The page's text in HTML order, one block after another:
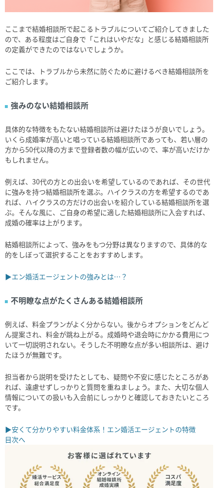
ここまで結婚相談所で起こるトラブルについてご紹介してきました
ので、ある程度はご自身で「これはいやだな」と感じる結婚相談所
の定義ができたのではないでしょうか。
ここでは、トラブルから未然に防ぐために避けるべき結婚相談所を
ご紹介します。
強みのない結婚相談所
具体的な特徴をもたない結婚相談所は避けたほうが良いでしょう。
いくら成婚率が高いと唱っている結婚相談所であっても、若い層の
方から50代以降の方まで登録者数の幅が広いので、率が高いだけか
もしれません。
例えば、30代の方との出会いを希望しているのであれば、その世代
に強みを持つ結婚相談所を選ぶ。ハイクラスの方を希望するのであ
れば、ハイクラスの方だけの出会いを紹介している結婚相談所を選
ぶ。そんな風に、ご自身の希望に適した結婚相談所に入会すれば、
成婚の確率は上がります。
結婚相談所によって、強みをもつ分野は異なりますので、具体的な
的をしぼって選択することをおすすめします。
▶エン婚活エージェントの強みとは…？
不明瞭な点がたくさんある結婚相談所
例えば、料金プランがよく分からない。後からオプションをどんど
ん提案され、料金が跳ね上がる。成婚時や退会時にかかる費用につ
いて一切説明されない。そうした不明瞭な点が多い相談所は、避け
たほうが無難です。
担当者から説明を受けたとしても、疑問や不安に感じたところがあ
れば、遠慮せずしっかりと質問を重ねましょう。また、大切な個人
情報についての扱いも入会前にしっかりと確認しておきたいところ
です。
▶安くて分かりやすい料金体系！エン婚活エージェントの特徴
目次へ